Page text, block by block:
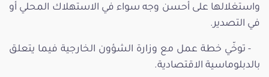
واستغلالها على أحسن وجه سواء في الاستهلاك المحلي أو
في التصدير.
- توخّي خطة عمل مع وزارة الشؤون الخارجية فيما يتعلق
بالدبلوماسية الاقتصادية.